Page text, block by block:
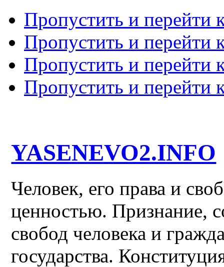
Пропустить и перейти
Пропустить и перейти
Пропустить и перейти
Пропустить и перейти
YASENEVO2.INFO
Человек, его права и
ценностью. Признание,
свобод человека и
государства.